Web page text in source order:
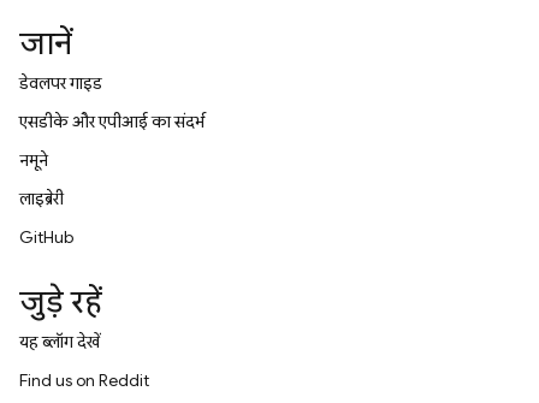
जानें
डेवलपर गाइड
एसडीके और एपीआई का संदर्भ
नमूने
लाइब्रेरी
GitHub
जुड़े रहें
यह ब्लॉग देखें
Find us on Reddit